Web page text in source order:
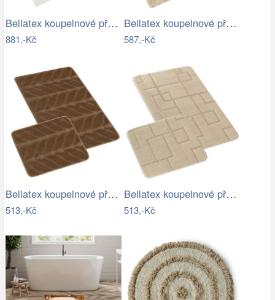
Bellatex koupelnové předložky BANYGOLD…
881,-Kč
Bellatex koupelnové předložky…
587,-Kč
Bellatex koupelnové předložky SADA BANY…
513,-Kč
Bellatex koupelnové předložky SADA BANY…
513,-Kč